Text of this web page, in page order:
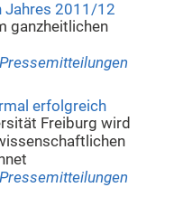
Jahres 2011/12
ganzheitlichen
Pressemitteilungen
erfolgreich
Freiburg wird
Pressemitteilungen